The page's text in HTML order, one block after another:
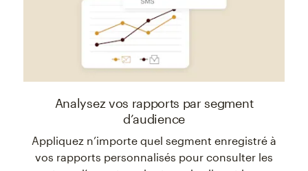
Analysez vos rapports par segment
d’audience
Appliquez n’importe quel segment enregistré à
vos rapports personnalisés pour consulter les